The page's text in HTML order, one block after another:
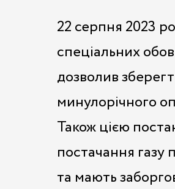
22 серпня 2023
спеціальних
дозволив
минулорічного
Також цією
постачання газу
та мають